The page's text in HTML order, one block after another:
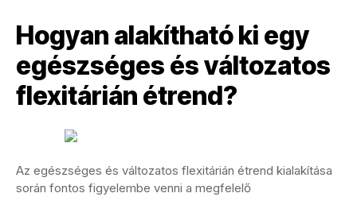
Hogyan alakítható ki egy
egészséges és változatos
flexitárián étrend?
Az egészséges és változatos flexitárián étrend kialakítása
során fontos figyelembe venni a megfelelő